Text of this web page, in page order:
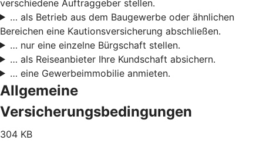
verschiedene Auftraggeber stellen.
… als Betrieb aus dem Baugewerbe oder ähnlichen
Bereichen eine Kautionsversicherung abschließen.
… nur eine einzelne Bürgschaft stellen.
… als Reiseanbieter Ihre Kundschaft absichern.
… eine Gewerbeimmobilie anmieten.
Allgemeine
Versicherungsbedingungen
304 KB